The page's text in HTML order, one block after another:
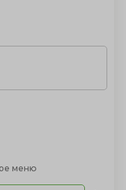
меню